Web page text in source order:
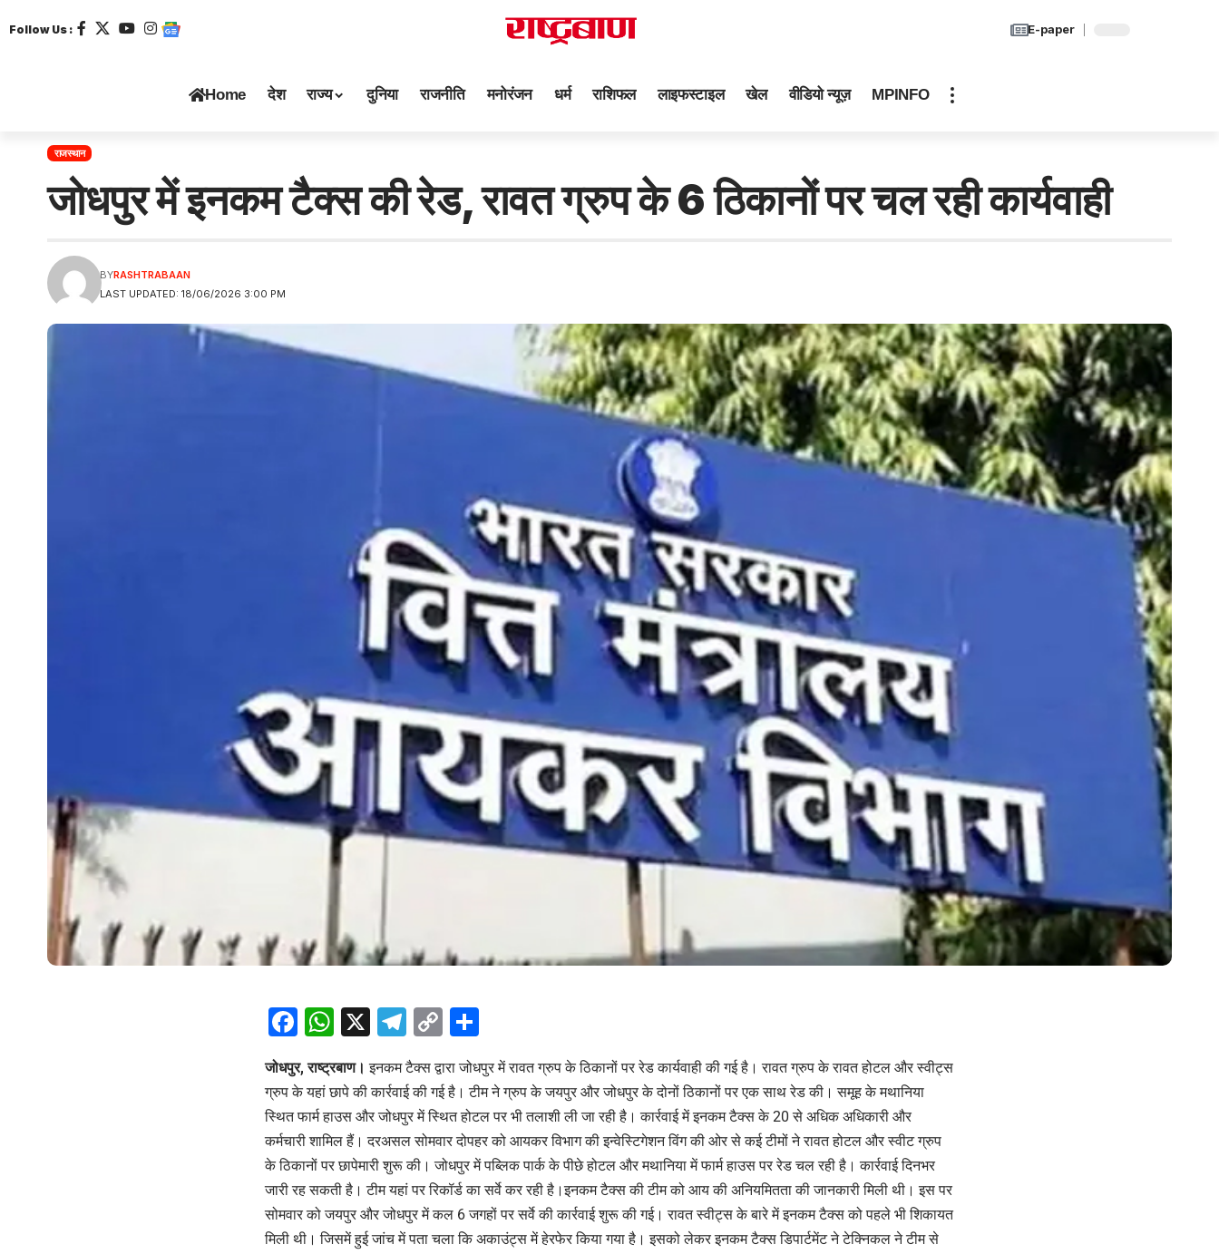
Follow Us : E-paper
Home देश राज्य दुनिया राजनीति मनोरंजन धर्म राशिफल लाइफस्टाइल खेल वीडियो न्यूज़ MPINFO
राजस्थान
जोधपुर में इनकम टैक्स की रेड, रावत ग्रुप के 6 ठिकानों पर चल रही कार्यवाही
LAST UPDATED: 18/06/2026 3:00 PM
BYRASHTRABAAN
Facebook
WhatsApp
X Telegram
Copy
Link
जोधपुर, राष्ट्रबाण। इनकम टैक्स द्वारा जोधपुर में रावत ग्रुप के ठिकानों पर रेड कार्यवाही की गई है। रावत ग्रुप के रावत होटल और स्वीट्स
ग्रुप के यहां छापे की कार्रवाई की गई है। टीम ने ग्रुप के जयपुर और जोधपुर के दोनों ठिकानों पर एक साथ रेड की। समूह के मथानिया
स्थित फार्म हाउस और जोधपुर में स्थित होटल पर भी तलाशी ली जा रही है। कार्रवाई में इनकम टैक्स के 20 से अधिक अधिकारी और
कर्मचारी शामिल हैं। दरअसल सोमवार दोपहर को आयकर विभाग की इन्वेस्टिगेशन विंग की ओर से कई टीमों ने रावत होटल और स्वीट ग्रुप
के ठिकानों पर छापेमारी शुरू की। जोधपुर में पब्लिक पार्क के पीछे होटल और मथानिया में फार्म हाउस पर रेड चल रही है। कार्रवाई दिनभर
जारी रह सकती है। टीम यहां पर रिकॉर्ड का सर्वे कर रही है।इनकम टैक्स की टीम को आय की अनियमितता की जानकारी मिली थी। इस पर
सोमवार को जयपुर और जोधपुर में कल 6 जगहों पर सर्वे की कार्रवाई शुरू की गई। रावत स्वीट्स के बारे में इनकम टैक्स को पहले भी शिकायत
मिली थी। जिसमें हुई जांच में पता चला कि अकाउंट्स में हेरफेर किया गया है। इसको लेकर इनकम टैक्स डिपार्टमेंट ने टेक्निकल ने टीम से